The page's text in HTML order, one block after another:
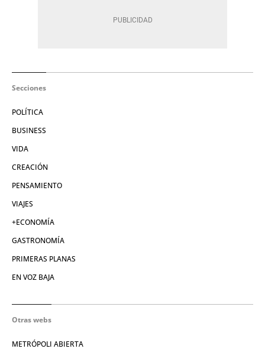
Secciones
POLÍTICA
BUSINESS
VIDA
CREACIÓN
PENSAMIENTO
VIAJES
+ECONOMÍA
GASTRONOMÍA
PRIMERAS PLANAS
EN VOZ BAJA
Otras webs
METRÓPOLI ABIERTA